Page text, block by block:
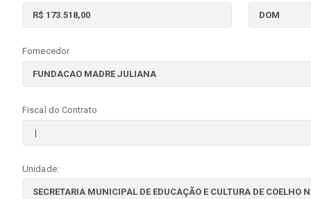
Fornecedor
Fiscal do Contrato
Unidade: